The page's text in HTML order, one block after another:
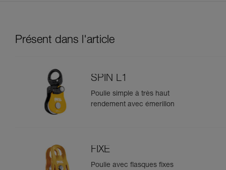
Présent dans l'article
SPIN L1
Poulie simple à très haut
rendement avec émerillon
FIXE
Poulie avec flasques fixes